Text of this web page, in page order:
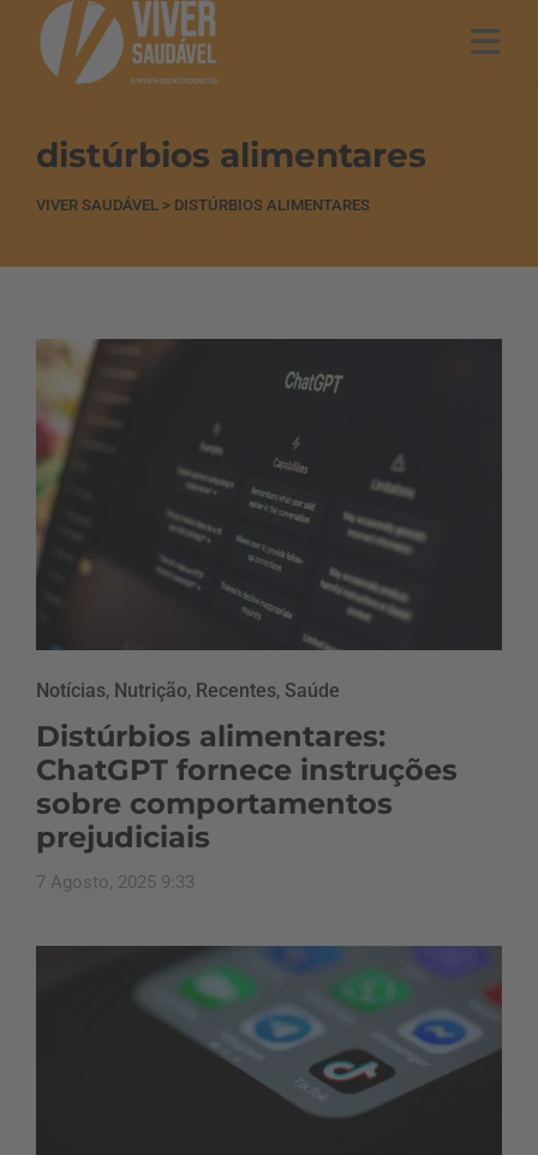
distúrbios alimentares
VIVER SAUDÁVEL > DISTÚRBIOS ALIMENTARES
Notícias, Nutrição, Recentes, Saúde
Distúrbios alimentares:
ChatGPT fornece instruções
sobre comportamentos
prejudiciais
7 Agosto, 2025 9:33